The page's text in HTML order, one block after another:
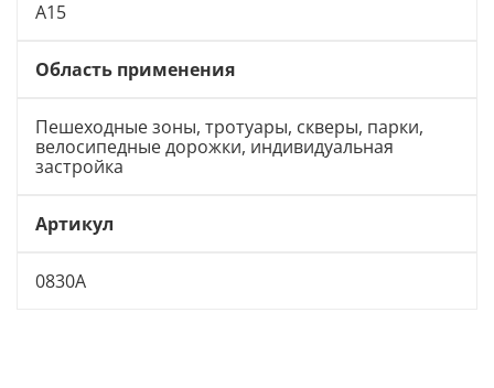
А15
Область применения
Пешеходные зоны, тротуары, скверы, парки,
велосипедные дорожки, индивидуальная
застройка
Артикул
0830А